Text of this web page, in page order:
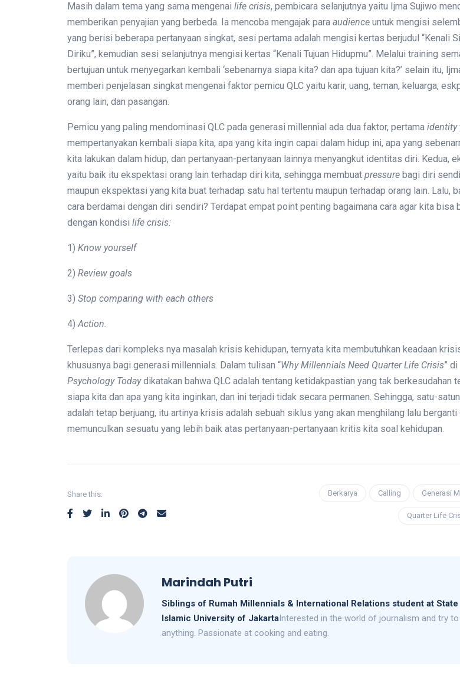
Masih dalam tema yang sama mengenai life crisis, pembicara selanjutnya yaitu Ijma Sujiwo
memberikan penyajian yang berbeda. Ia mencoba mengajak para audience untuk mengisi
yang berisi beberapa pertanyaan singkat, sesi pertama adalah mengisi kertas berjudul “Kenali
Diriku”, kemudian sesi selanjutnya mengisi kertas “Kenali Tujuan Hidupmu”. Melalui training
bertujuan untuk menyegarkan kembali ‘sebenarnya siapa kita? dan apa tujuan kita?’ selain itu,
memberi penjelasan singkat mengenai faktor pemicu QLC yaitu karir, uang, teman, keluarga,
orang lain, dan pasangan.
Pemicu yang paling mendominasi QLC pada generasi millennial ada dua faktor, pertama identity
mempertanyakan kembali siapa kita, apa yang kita ingin capai dalam hidup ini, apa yang
kita lakukan dalam hidup, dan pertanyaan-pertanyaan lainnya menyangkut identitas diri. Kedua,
yaitu baik itu ekspektasi orang lain terhadap diri kita, sehingga membuat pressure bagi diri
maupun ekspektasi yang kita buat terhadap satu hal tertentu maupun terhadap orang lain. Lalu,
cara berdamai dengan diri sendiri? Terdapat empat point penting bagaimana cara agar kita bisa
dengan kondisi life crisis:
1) Know yourself
2) Review goals
3) Stop comparing with each others
4)Action.
Terlepas dari kompleks nya masalah krisis kehidupan, ternyata kita membutuhkan keadaan
khususnya bagi generasi millennials. Dalam tulisan “Why Millennials Need Quarter Life Crisis” di
Psychology Todaydikatakan bahwa QLC adalah tentang ketidakpastian yang tak berkesudahan
siapa kita dan apa yang kita inginkan, dan ini terjadi tidak secara permanen. Sehingga, satu-
adalah tetap berjuang, itu artinya krisis adalah sebuah siklus yang akan menghilang lalu berganti
memunculkan sesuatu yang lebih baik atas pertanyaan-pertanyaan kritis kita soal kehidupan.
Share this: Berkarya Calling Generasi
Quarter Life
Marindah Putri
Siblings of Rumah Millennials & International Relations student at State
Islamic University of JakartaInterested in the world of journalism and try
anything. Passionate at cooking and eating.